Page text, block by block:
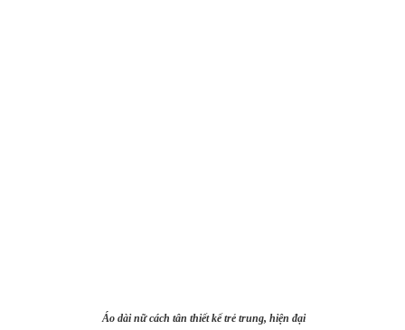
Áo dài nữ cách tân thiết kế trẻ trung, hiện đại